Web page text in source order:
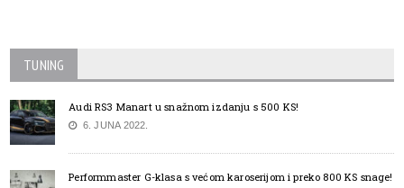
TUNING
Audi RS3 Manart u snažnom izdanju s 500 KS!
6. JUNA 2022.
Performmaster G-klasa s većom karoserijom i preko 800 KS snage!